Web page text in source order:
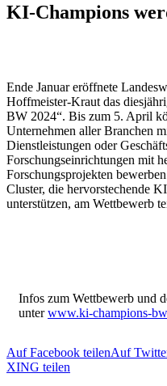
KI-Champions
Ende Januar eröffnete
Hoffmeister-Kraut das
BW 2024“. Bis zum 5. April
Unternehmen aller Branchen
Dienstleistungen oder
Forschungseinrichtungen mit
Forschungsprojekten
Cluster, die hervorstechende
unterstützen, am Wettbewerb
Infos zum Wettbewerb und
unterwww.ki-champions-
Auf Facebook teilenAuf
XING teilen